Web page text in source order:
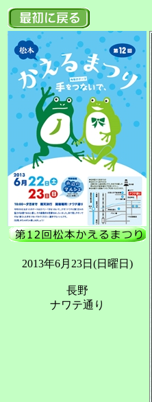
2013年6月23日(日曜日)
長野
ナワテ通り